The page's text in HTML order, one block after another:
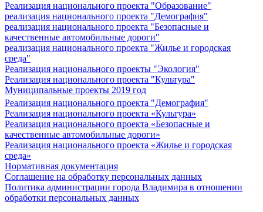
Реализация национального проекта "Образование"
реализация национального проекта "Демография"
реализация национального проекта "Безопасные и
качественные автомобильные дороги"
реализация национального проекта "Жилье и городская
среда"
Реализация национального проекты "Экология"
Реализация национального проекта "Культура"
Муниципальные проекты 2019 год
Реализация национального проекта "Демография"
Реализация национального проекта «Культура»
Реализация национального проекта «Безопасные и
качественные автомобильные дороги»
Реализация национального проекта «Жилье и городская
среда»
Нормативная документация
Соглашение на обработку персональных данных
Политика администрации города Владимира в отношении
обработки персональных данных